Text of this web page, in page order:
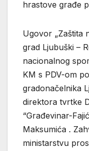
hrastove građe
Ugovor „Zaštita
grad Ljubuški –
nacionalnog
KM s PDV-om
gradonačelnika
direktora tvrtke
“Građevinar-
Maksumića .
ministarstvu